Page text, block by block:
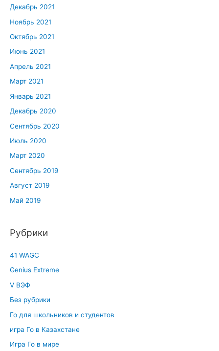
Декабрь 2021
Ноябрь 2021
Октябрь 2021
Июнь 2021
Апрель 2021
Март 2021
Январь 2021
Декабрь 2020
Сентябрь 2020
Июль 2020
Март 2020
Сентябрь 2019
Август 2019
Май 2019
Рубрики
41 WAGC
Genius Extreme
V ВЭФ
Без рубрики
Го для школьников и студентов
игра Го в Казахстане
Игра Го в мире